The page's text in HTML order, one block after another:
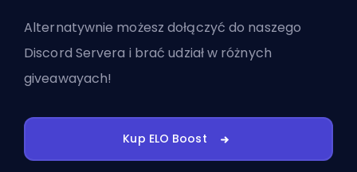
Alternatywnie możeszdołączyć do naszego
Discord Servera i brać udział w różnych
giveawayach!
Kup ELO Boost